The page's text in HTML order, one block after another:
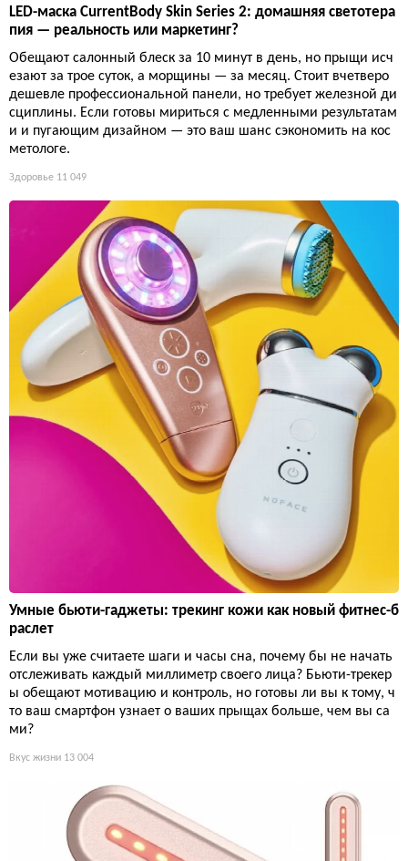
LED-маска CurrentBody Skin Series 2: домашняя светотера
пия — реальность или маркетинг?
Обещают салонный блеск за 10 минут в день, но прыщи исч
езают за трое суток, а морщины — за месяц. Стоит вчетверо
дешевле профессиональной панели, но требует железной ди
сциплины. Если готовы мириться с медленными результатам
и и пугающим дизайном — это ваш шанс сэкономить на кос
метологе.
Здоровье 11 049
Умные бьюти-гаджеты: трекинг кожи как новый фитнес-б
раслет
Если вы уже считаете шаги и часы сна, почему бы не начать
отслеживать каждый миллиметр своего лица? Бьюти-трекер
ы обещают мотивацию и контроль, но готовы ли вы к тому, ч
то ваш смартфон узнает о ваших прыщах больше, чем вы са
ми?
Вкус жизни 13 004